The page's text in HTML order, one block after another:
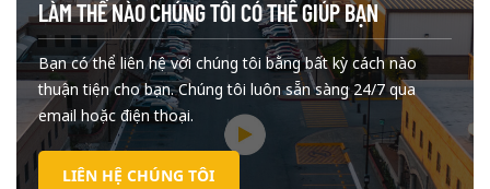
LÀM THẾ NÀO CHÚNG TÔI CÓ THỂ GIÚP BẠN
Bạn có thể liên hệ với chúng tôi bằng bất kỳ cách nào
thuận tiện cho bạn. Chúng tôi luôn sẵn sàng 24/7 qua
email hoặc điện thoại.
LIÊN HỆ CHÚNG TÔI